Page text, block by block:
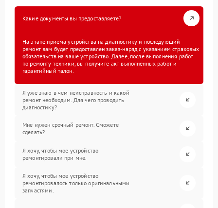
Какие документы вы предоставляете?
На этапе приема устройства на диагностику и последующий
ремонт вам будет предоставлен заказ-наряд с указанием страховых
обязательств на ваше устройство. Далее, после выполнения работ
по ремонту техники, вы получите акт выполненных работ и
гарантийный талон.
Я уже знаю в чем неисправность и какой
ремонт необходим. Для чего проводить
диагностику?
Мне нужен срочный ремонт. Сможете
сделать?
Я хочу, чтобы мое устройство
ремонтировали при мне.
Я хочу, чтобы мое устройство
ремонтировалось только оригинальными
запчастями.